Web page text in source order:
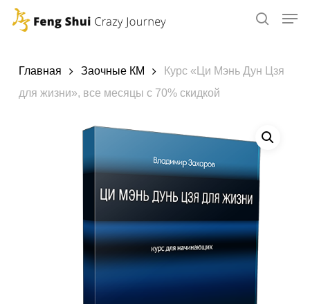
Skip
contentГлавная Заочные КМ
Курс «Ци Мэнь Дун Цзя
для жизни», все месяцы с 70% скидкой